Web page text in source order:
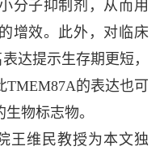
分子抑制剂，从而用
增效。此外，对临床
达提示生存期更短，
TMEM87A的表达也可
物标志物。
王维民教授为本文独